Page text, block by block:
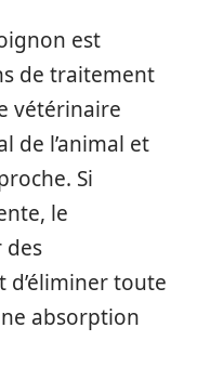
est
de traitement
vétérinaire
de l’animal et
Si
le
des
d’éliminer toute
absorption